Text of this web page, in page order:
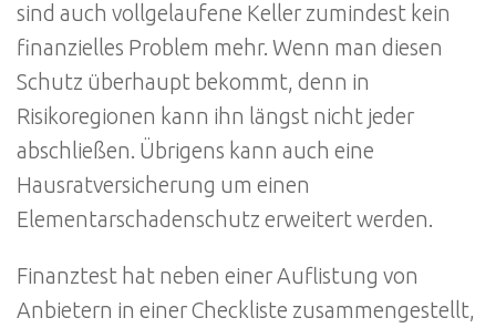
sind auch vollgelaufene Keller zumindest kein
finanzielles Problem mehr. Wenn man diesen
Schutz überhaupt bekommt, denn in
Risikoregionen kann ihn längst nicht jeder
abschließen. Übrigens kann auch eine
Hausratversicherung um einen
Elementarschadenschutz erweitert werden.
Finanztest hat neben einer Auflistung von
Anbietern in einer Checkliste zusammengestellt,